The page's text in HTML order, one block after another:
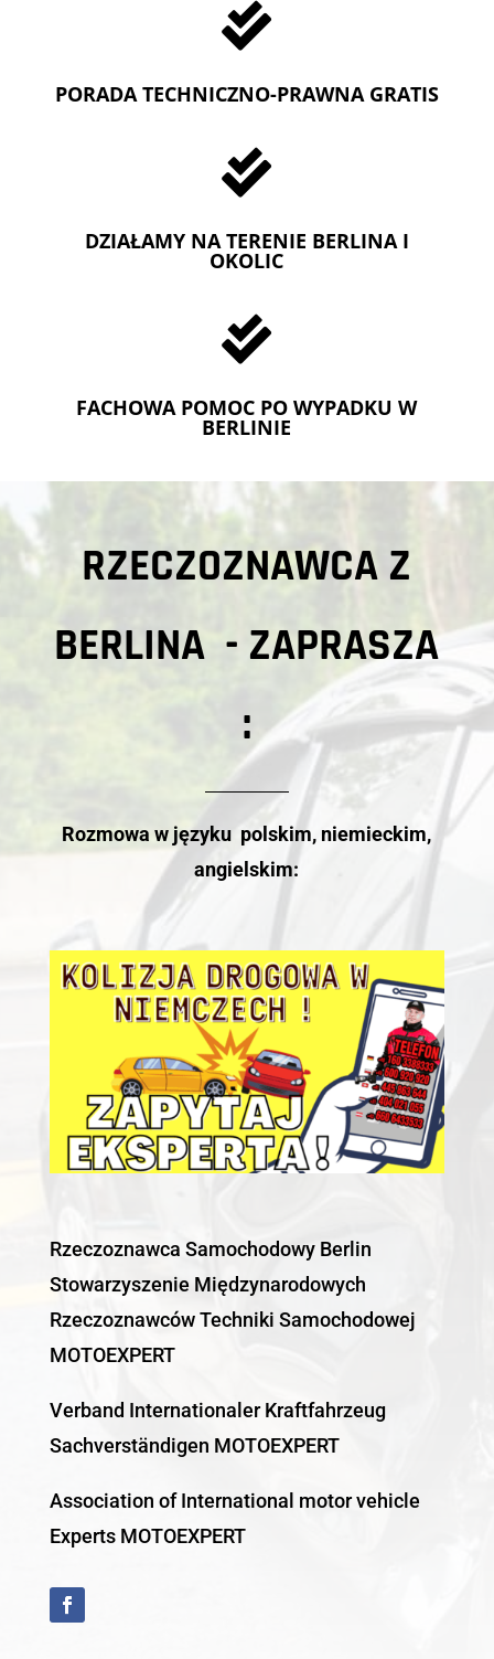

PORADA TECHNICZNO-PRAWNA GRATIS

DZIAŁAMY NA TERENIE BERLINA I
OKOLIC

FACHOWA POMOC PO WYPADKU W
BERLINIE
RZECZOZNAWCA Z
BERLINA - ZAPRASZA
:
Rozmowa w języku polskim, niemieckim,
angielskim:
Rzeczoznawca Samochodowy Berlin
Stowarzyszenie Międzynarodowych
Rzeczoznawców Techniki Samochodowej
MOTOEXPERT
Verband Internationaler Kraftfahrzeug
Sachverständigen MOTOEXPERT
Association of International motor vehicle
Experts MOTOEXPERT